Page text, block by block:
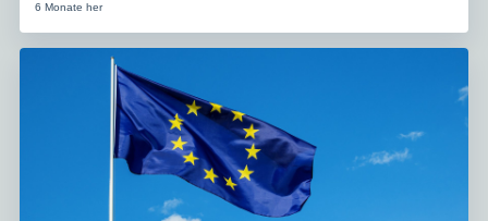
6 Monate her